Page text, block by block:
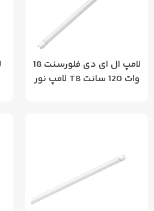
لامپ ال ای دی فلورسنت 18
وات 120 سانت T8 لامپ نور